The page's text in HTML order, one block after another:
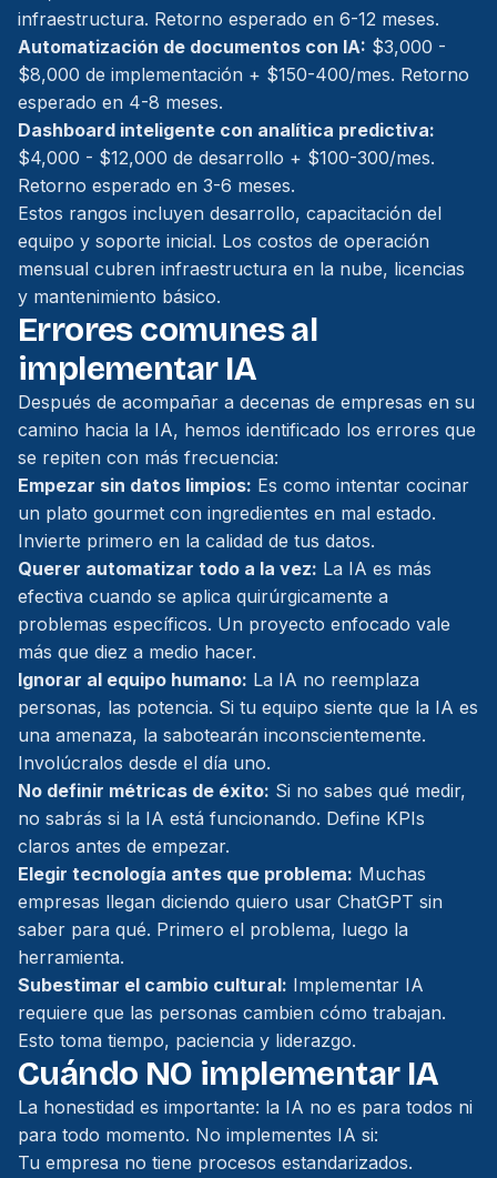
infraestructura. Retorno esperado en 6-12 meses.
Automatización de documentos con IA: $3,000 -
$8,000 de implementación + $150-400/mes. Retorno
esperado en 4-8 meses.
Dashboard inteligente con analítica predictiva:
$4,000 - $12,000 de desarrollo + $100-300/mes.
Retorno esperado en 3-6 meses.
Estos rangos incluyen desarrollo, capacitación del
equipo y soporte inicial. Los costos de operación
mensual cubren infraestructura en la nube, licencias
y mantenimiento básico.
Errores comunes al
implementar IA
Después de acompañar a decenas de empresas en su
camino hacia la IA, hemos identificado los errores que
se repiten con más frecuencia:
Empezar sin datos limpios: Es como intentar cocinar
un plato gourmet con ingredientes en mal estado.
Invierte primero en la calidad de tus datos.
Querer automatizar todo a la vez: La IA es más
efectiva cuando se aplica quirúrgicamente a
problemas específicos. Un proyecto enfocado vale
más que diez a medio hacer.
Ignorar al equipo humano: La IA no reemplaza
personas, las potencia. Si tu equipo siente que la IA es
una amenaza, la sabotearán inconscientemente.
Involúcralos desde el día uno.
No definir métricas de éxito: Si no sabes qué medir,
no sabrás si la IA está funcionando. Define KPIs
claros antes de empezar.
Elegir tecnología antes que problema: Muchas
empresas llegan diciendo quiero usar ChatGPT sin
saber para qué. Primero el problema, luego la
herramienta.
Subestimar el cambio cultural: Implementar IA
requiere que las personas cambien cómo trabajan.
Esto toma tiempo, paciencia y liderazgo.
Cuándo NO implementar IA
La honestidad es importante: la IA no es para todos ni
para todo momento. No implementes IA si:
Tu empresa no tiene procesos estandarizados.